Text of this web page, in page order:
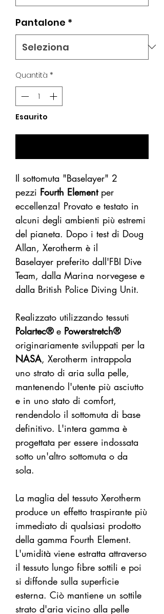
Pantalone *
Quantità *
Esaurito
Il sottomuta "Baselayer" 2
pezzi Fourth Elementper
eccellenza! Provato e testato in
alcuni degli ambienti più estremi
del pianeta. Dopo i test di Doug
Allan, Xerotherm è il
Baselayer preferito dall'FBI Dive
Team, dalla Marina norvegese e
dalla British Police Diving Unit.
Realizzato utilizzando tessuti
Polartec®e Powerstretch®
originariamente sviluppati per la
NASA, Xerotherm intrappola
uno strato di aria sulla pelle,
mantenendo l'utente più asciutto
e in uno stato di comfort,
rendendolo il sottomuta di base
definitivo. L'intera gamma è
progettata per essere indossata
sotto un'altro sottomuta o da
sola.
La maglia del tessuto Xerotherm
produce un effetto traspirante più
immediato di qualsiasi prodotto
della gamma Fourth Element.
L'umidità viene estratta attraverso
il tessuto lungo fibre sottili e poi
si diffonde sulla superficie
esterna. Ciò mantiene un sottile
strato d'aria vicino alla pelle